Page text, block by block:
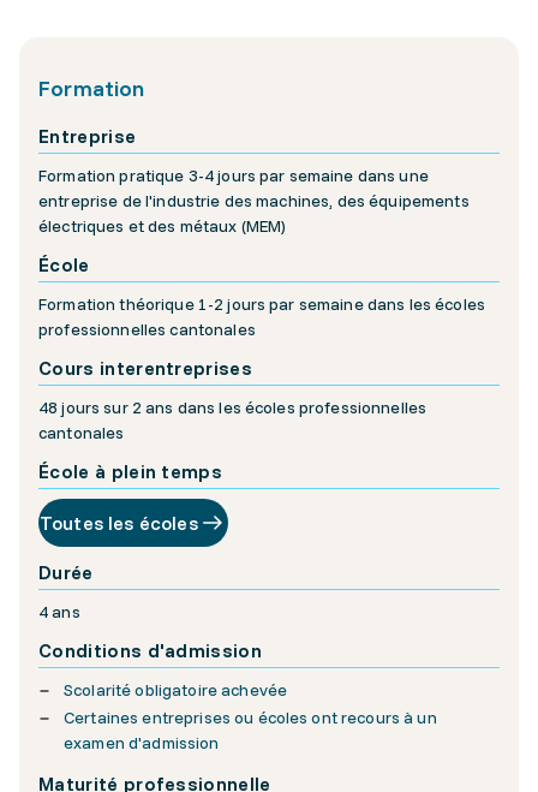
Formation
Entreprise
Formation pratique 3-4 jours par semaine dans une
entreprise de l'industrie des machines, des équipements
électriques et des métaux (MEM)
École
Formation théorique 1-2 jours par semaine dans les écoles
professionnelles cantonales
Cours interentreprises
48 jours sur 2 ans dans les écoles professionnelles
cantonales
École à plein temps
Toutes les écoles
Durée
4 ans
Conditions d'admission
Scolarité obligatoire achevée
Certaines entreprises ou écoles ont recours à un
examen d'admission
Maturité professionnelle